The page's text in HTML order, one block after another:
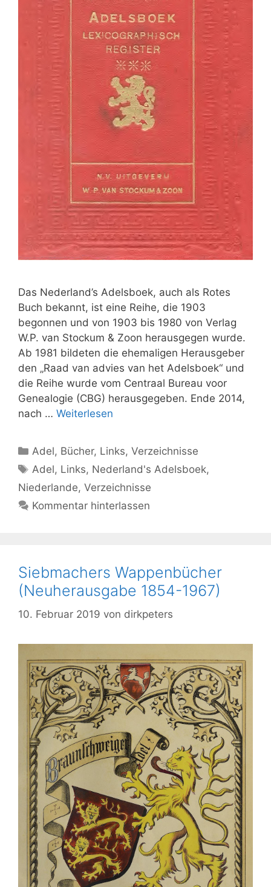
Das Nederland’s Adelsboek, auch als Rotes
Buch bekannt, ist eine Reihe, die 1903
begonnen und von 1903 bis 1980 von Verlag
W.P. van Stockum & Zoon herausgegen wurde.
Ab 1981 bildeten die ehemaligen Herausgeber
den „Raad van advies van het Adelsboek“ und
die Reihe wurde vom Centraal Bureau voor
Genealogie (CBG) herausgegeben. Ende 2014,
nach … Weiterlesen
Kategorien
Adel, Bücher, Links,Verzeichnisse
Schlagwörter
Adel, Links, Nederland's Adelsboek,
Niederlande, Verzeichnisse
Kommentar hinterlassen
Siebmachers Wappenbücher
(Neuherausgabe 1854-1967)
10. Februar 2019 von dirkpeters